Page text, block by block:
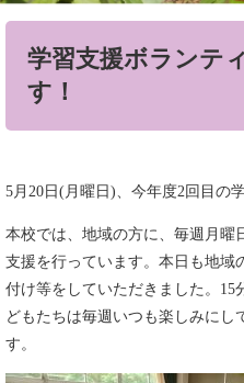
学習支援ボランテ
す！
5月20日(月曜日)、今年度2回目の
本校では、地域の方に、毎週月曜
支援を行っています。本日も地域
付け等をしていただきました。
どもたちは毎週いつも楽しみにし
す。